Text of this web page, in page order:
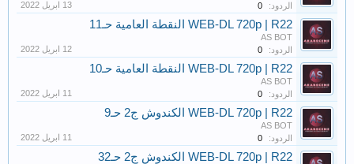
الردود:
0
WEB-DL 720p | R22 النقطة العامية حـ11
AS BOT
الردود:
0
WEB-DL 720p | R22 النقطة العامية حـ10
AS BOT
الردود:
0
WEB-DL 720p | R22 الكندوش ج2 حـ9
AS BOT
الردود:
0
WEB-DL 720p | R22 الكندوش ج2 حـ32